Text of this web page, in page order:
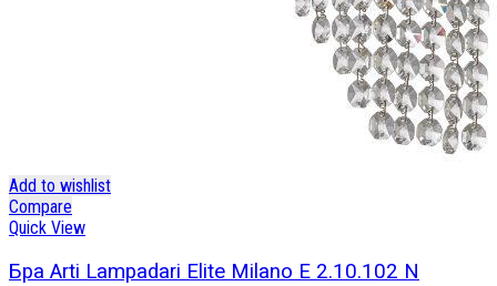
Add to wishlist
Compare
Quick View
Бра Arti Lampadari Elite Milano E 2.10.102 N